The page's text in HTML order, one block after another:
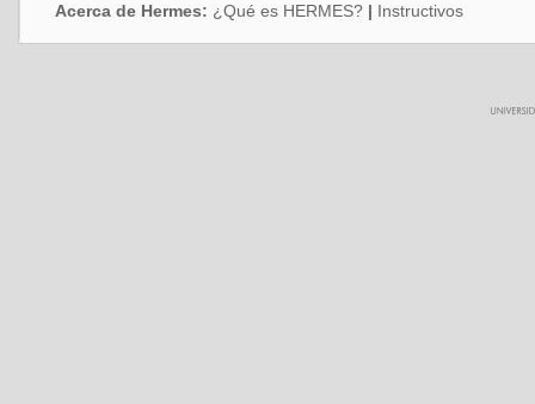
Acerca de Hermes: ¿Qué es HERMES? | Instructivos